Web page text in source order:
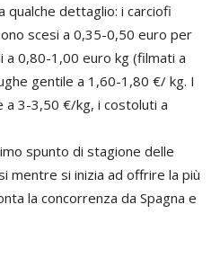
qualche dettaglio: i carciofi
scesi a 0,35-0,50 euro per
a 0,80-1,00 euro kg (filmati a
gentile a 1,60-1,80 €/ kg. I
3-3,50 €/kg, i costoluti a
spunto di stagione delle
mentre si inizia ad offrire la più
la concorrenza da Spagna e